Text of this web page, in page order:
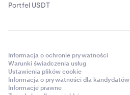
Portfel USDT
Informacja o ochronie prywatności
Warunki świadczenia usług
Ustawienia plików cookie
Informacja o prywatności dla kandydatów
Informacje prawne